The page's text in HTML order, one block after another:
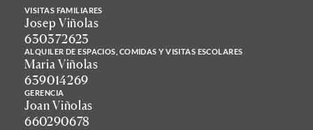
VISITAS FAMILIARES
Josep Viñolas
630372623
ALQUILER DE ESPACIOS, COMIDAS Y VISITAS ESCOLARES
Maria Viñolas
639014269
GERENCIA
Joan Viñolas
660290678